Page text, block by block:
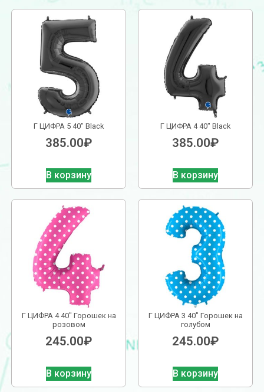
Г ЦИФРА 5 40″ Black
385.00₽
В корзину
Г ЦИФРА 4 40″ Black
385.00₽
В корзину
Г ЦИФРА 4 40″ Горошек на
розовом
245.00₽
В корзину
Г ЦИФРА 3 40″ Горошек на
голубом
245.00₽
В корзину